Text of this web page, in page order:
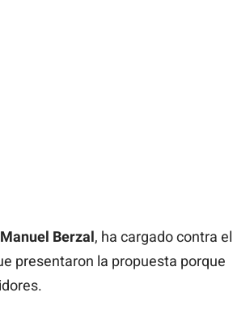
Berzal, ha cargado contra el
presentaron la propuesta porque